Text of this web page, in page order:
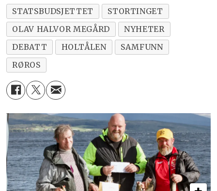
STATSBUDSJETTET
STORTINGET
OLAV HALVOR MEGÅRD
NYHETER
DEBATT
HOLTÅLEN
SAMFUNN
RØROS